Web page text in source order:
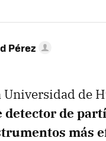
Pérez
Universidad de
detector de
más